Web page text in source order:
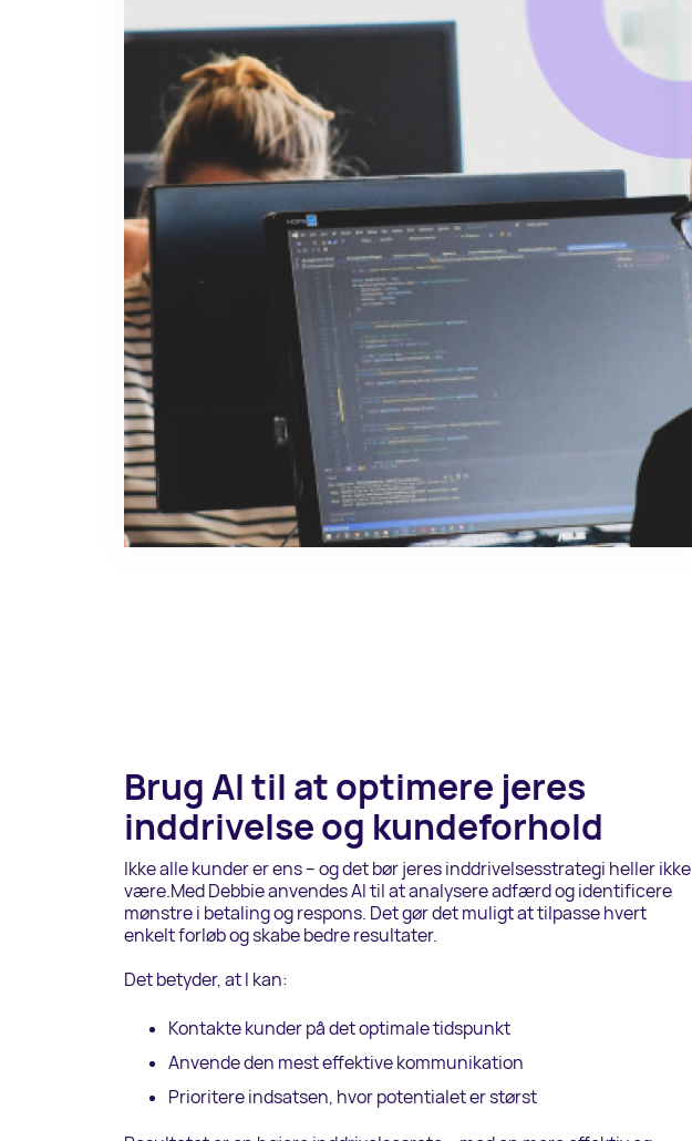
Brug AI til at optimere jeres
inddrivelse og kundeforhold
Ikke alle kunder er ens – og det bør jeres inddrivelsesstrategi heller ikke
være.Med Debbie anvendes AI til at analysere adfærd og identificere
mønstre i betaling og respons. Det gør det muligt at tilpasse hvert
enkelt forløb og skabe bedre resultater.
Det betyder, at I kan:
Kontakte kunder på det optimale tidspunkt
Anvende den mest effektive kommunikation
Prioritere indsatsen, hvor potentialet er størst